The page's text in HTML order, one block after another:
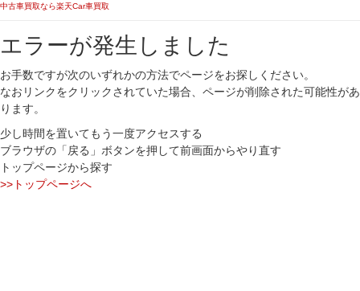
中古車買取なら楽天Car車買取
エラーが発生しました
お手数ですが次のいずれかの方法でページをお探しください。
なおリンクをクリックされていた場合、ページが削除された可能性があ
ります。
少し時間を置いてもう一度アクセスする
ブラウザの「戻る」ボタンを押して前画面からやり直す
トップページから探す
>>トップページへ